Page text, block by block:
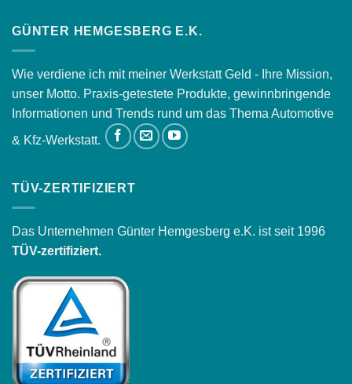
GÜNTER HEMGESBERG E.K.
Wie verdiene ich mit meiner Werkstatt Geld - Ihre Mission,
unser Motto. Praxis-getestete Produkte, gewinnbringende
Informationen und Trends rund um das Thema Automotive
& Kfz-Werkstatt.
TÜV-ZERTIFIZIERT
Das Unternehmen Günter Hemgesberg e.K. ist seit 1996
TÜV-zertifiziert.